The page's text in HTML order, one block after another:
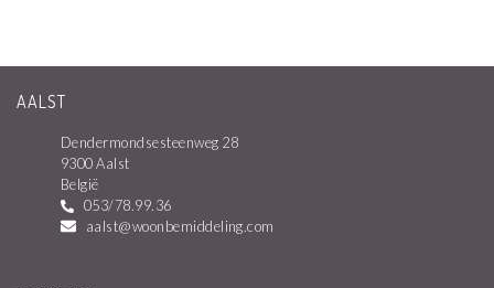
AALST
Dendermondsesteenweg 28
9300 Aalst
België
053/78.99.36
aalst@woonbemiddeling.com